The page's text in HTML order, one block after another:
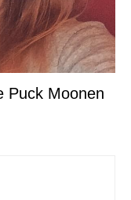
Puck Moonen